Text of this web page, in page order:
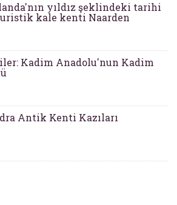
yıldız şeklindeki tarihi
kale kenti Naarden
Kadim Anadolu'nun Kadim
Antik Kenti Kazıları